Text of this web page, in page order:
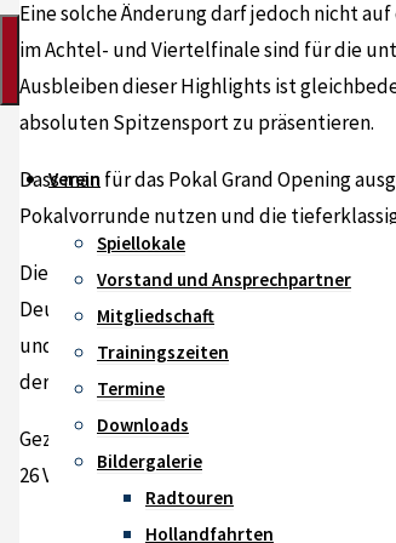
Verein
Spiellokale
Vorstand und Ansprechpartner
Mitgliedschaft
Trainingszeiten
Termine
Downloads
Bildergalerie
Radtouren
Hollandfahrten
Eine solche Änderung darf jedoch nicht
im Achtel- und Viertelfinale sind für die
Ausbleiben dieser Highlights ist
absoluten Spitzensport zu präsentieren.
Dass man für das Pokal Grand Opening
Pokalvorrunde nutzen und die
Die Unterzeichner dieses Briefes fordern
Deutschen Pokalmeisterschaften. Die
und als Zeichen des bisher fehlenden
der Deutschen Pokalmeisterschaften
Gez.
26 Vereine (28 Mannschaften) der 2. und 3.